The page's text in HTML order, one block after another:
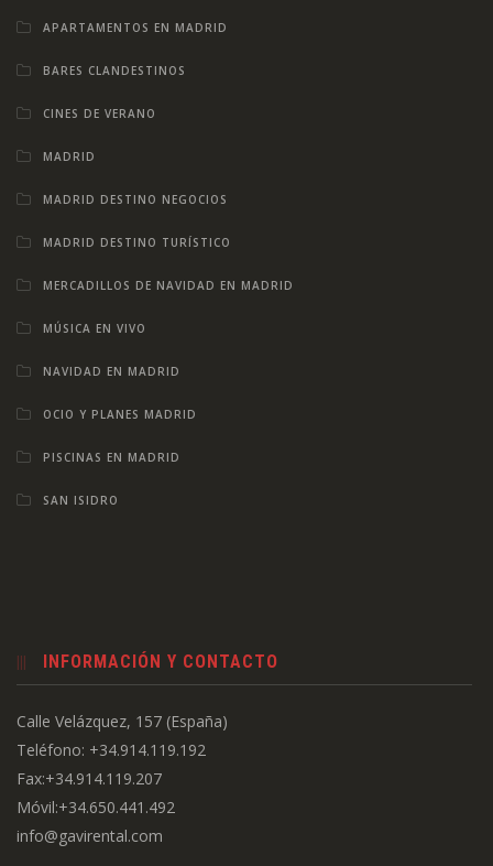
APARTAMENTOS EN MADRID
BARES CLANDESTINOS
CINES DE VERANO
MADRID
MADRID DESTINO NEGOCIOS
MADRID DESTINO TURÍSTICO
MERCADILLOS DE NAVIDAD EN MADRID
MÚSICA EN VIVO
NAVIDAD EN MADRID
OCIO Y PLANES MADRID
PISCINAS EN MADRID
SAN ISIDRO
INFORMACIÓN Y CONTACTO
Calle Velázquez, 157 (España)
Teléfono: +34.914.119.192
Fax:+34.914.119.207
Móvil:+34.650.441.492
info@gavirental.com